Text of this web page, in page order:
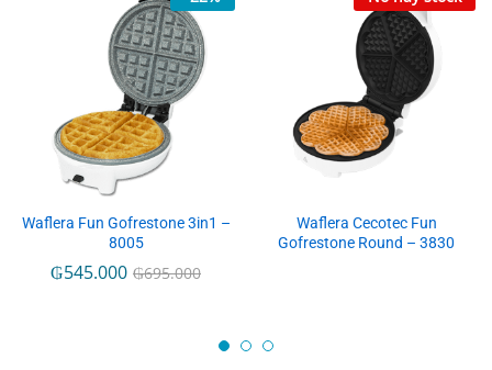
Waflera Fun Gofrestone 3in1 –
8005
₲545.000 ₲695.000
Waflera Cecotec Fun
Gofrestone Round – 3830